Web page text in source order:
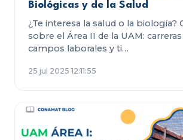
Biológicas y de la Salud
¿Te interesa la salud o la biología?
sobre el Área II de la UAM:
campos laborales y ti…
25 jul 2025 12:11:55